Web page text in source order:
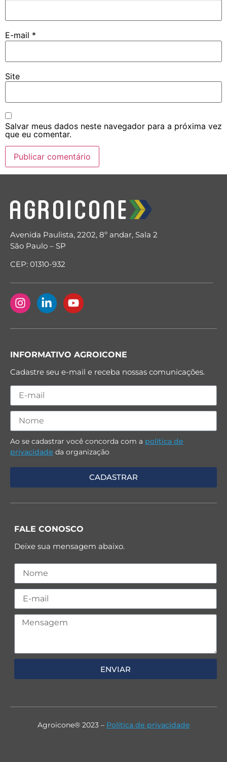
E-mail *
Site
Salvar meus dados neste navegador para a próxima vez
que eu comentar.
Avenida Paulista, 2202, 8º andar, Sala 2
São Paulo – SP
CEP: 01310-932
INFORMATIVO AGROICONE
Cadastre seu e-mail e receba nossas comunicações.
Ao se cadastrar você concorda com a política de
privacidade da organização
FALE CONOSCO
Deixe sua mensagem abaixo.
ENVIAR
Agroicone® 2023 – Política de privacidade